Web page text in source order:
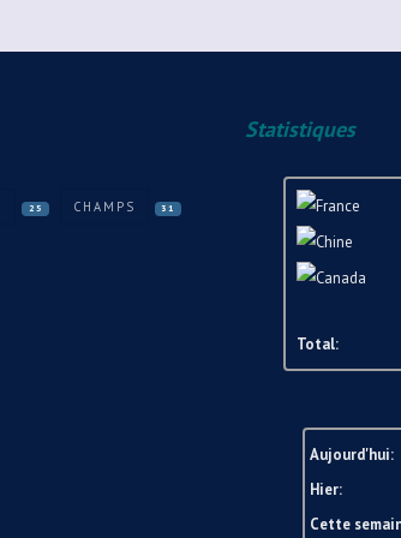
25 CHAMPS 31
Statistiques
Total:
Aujourd'hui:
Hier:
Cette